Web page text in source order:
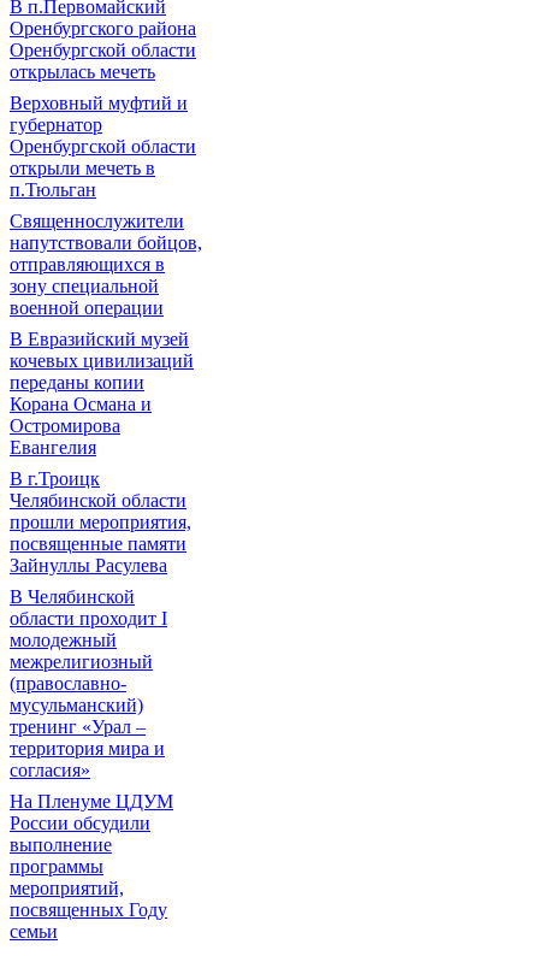
В п.Первомайский
Оренбургского района
Оренбургской области
открылась мечеть
Верховный муфтий и
губернатор
Оренбургской области
открыли мечеть в
п.Тюльган
Священнослужители
напутствовали бойцов,
отправляющихся в
зону специальной
военной операции
В Евразийский музей
кочевых цивилизаций
переданы копии
Корана Османа и
Остромирова
Евангелия
В г.Троицк
Челябинской области
прошли мероприятия,
посвященные памяти
Зайнуллы Расулева
В Челябинской
области проходит I
молодежный
межрелигиозный
(православно-
мусульманский)
тренинг «Урал –
территория мира и
согласия»
На Пленуме ЦДУМ
России обсудили
выполнение
программы
мероприятий,
посвященных Году
семьи